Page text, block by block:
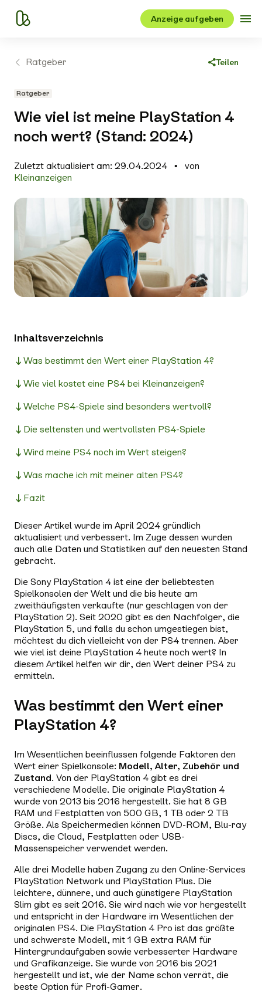
Anzeige aufgeben
Ratgeber Teilen
E-Mail
Ratgeber
Wie viel ist meine PlayStation 4
noch wert? (Stand: 2024)
Zuletzt aktualisiert am: 29.04.2024
von
Kleinanzeigen
Inhaltsverzeichnis
Was bestimmt den Wert einer PlayStation 4?
Wie viel kostet eine PS4 bei Kleinanzeigen?
Welche PS4-Spiele sind besonders wertvoll?
Die seltensten und wertvollsten PS4-Spiele
Wird meine PS4 noch im Wert steigen?
Was mache ich mit meiner alten PS4?
Fazit
Dieser Artikel wurde im April 2024 gründlich
aktualisiert und verbessert. Im Zuge dessen wurden
auch alle Daten und Statistiken auf den neuesten Stand
gebracht.
Die Sony PlayStation 4 ist eine der beliebtesten
Spielkonsolen der Welt und die bis heute am
zweithäufigsten verkaufte (nur geschlagen von der
PlayStation 2). Seit 2020 gibt es den Nachfolger, die
PlayStation 5, und falls du schon umgestiegen bist,
möchtest du dich vielleicht von der PS4 trennen. Aber
wie viel ist deine PlayStation 4 heute noch wert? In
diesem Artikel helfen wir dir, den Wert deiner PS4 zu
ermitteln.
Was bestimmt den Wert einer
PlayStation 4?
Im Wesentlichen beeinflussen folgende Faktoren den
Wert einer Spielkonsole: Modell, Alter, Zubehör und
Zustand. Von der PlayStation 4 gibt es drei
verschiedene Modelle. Die originale PlayStation 4
wurde von 2013 bis 2016 hergestellt. Sie hat 8 GB
RAM und Festplatten von 500 GB, 1 TB oder 2 TB
Größe. Als Speichermedien können DVD-ROM, Blu-ray
Discs, die Cloud, Festplatten oder USB-
Massenspeicher verwendet werden.
Alle drei Modelle haben Zugang zu den Online-Services
PlayStation Network und PlayStation Plus. Die
leichtere, dünnere, und auch günstigere PlayStation
Slim gibt es seit 2016. Sie wird nach wie vor hergestellt
und entspricht in der Hardware im Wesentlichen der
originalen PS4. Die PlayStation 4 Pro ist das größte
und schwerste Modell, mit 1 GB extra RAM für
Hintergrundaufgaben sowie verbesserter Hardware
und Grafikanzeige. Sie wurde von 2016 bis 2021
hergestellt und ist, wie der Name schon verrät, die
beste Option für Profi-Gamer.